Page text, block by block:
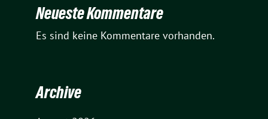
Neueste Kommentare
Es sind keine Kommentare vorhanden.
Archive